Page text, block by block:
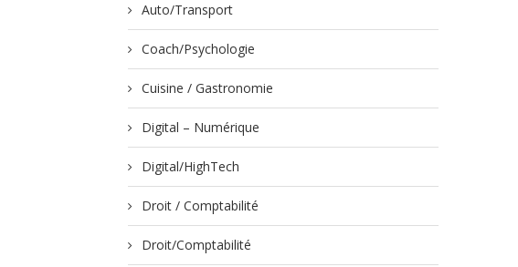
Auto/Transport
Coach/Psychologie
Cuisine / Gastronomie
Digital – Numérique
Digital/HighTech
Droit / Comptabilité
Droit/Comptabilité